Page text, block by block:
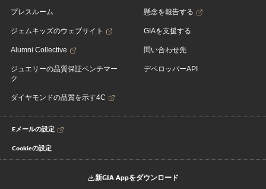
プレスルーム
ジェムキッズのウェブサイト
Alumni Collective
ジュエリーの品質保証ベンチマー
ク
ダイヤモンドの品質を示す4C
懸念を報告する
GIAを支援する
問い合わせ先
デベロッパーAPI
Eメールの設定
Cookieの設定
新GIA Appをダウンロード